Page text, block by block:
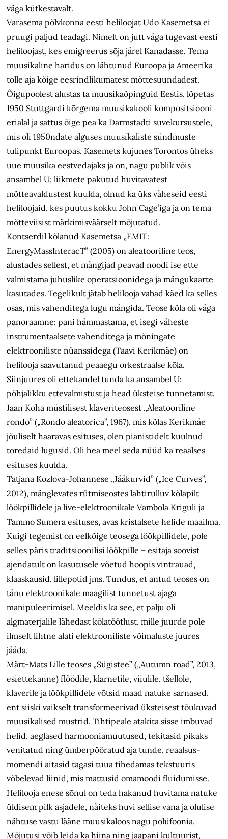
väga kütkestavalt.
Varasema põlvkonna eesti heliloojat Udo Kasemetsa ei
pruugi paljud teadagi. Nimelt on jutt väga tugevast eesti
heliloojast, kes emigreerus sõja järel Kanadasse. Tema
muusikaline haridus on lähtunud Euroopa ja Ameerika
tolle aja kõige eesrindlikumatest mõttesuundadest.
Õigupoolest alustas ta muusikaõpinguid Eestis, lõpetas
1950 Stuttgardi kõrgema muusikakooli kompositsiooni
erialal ja sattus õige pea ka Darmstadti suvekursustele,
mis oli 1950ndate alguses muusikaliste sündmuste
tulipunkt Euroopas. Kasemets kujunes Torontos üheks
uue muusika eestvedajaks ja on, nagu publik võis
ansambel U: liikmete pakutud huvitavatest
mõtteavaldustest kuulda, olnud ka üks väheseid eesti
heliloojaid, kes puutus kokku John Cage’iga ja on tema
mõtteviisist märkimisväärselt mõjutatud.
Kontserdil kõlanud Kasemetsa „EMIT:
EnergyMassInteracT” (2005) on aleatooriline teos,
alustades sellest, et mängijad peavad noodi ise ette
valmistama juhuslike operatsioonidega ja mängukaarte
kasutades. Tegelikult jätab helilooja vabad käed ka selles
osas, mis vahenditega lugu mängida. Teose kõla oli väga
panoraamne: pani hämmastama, et isegi väheste
instrumentaalsete vahenditega ja mõningate
elektrooniliste nüanssidega (Taavi Kerikmäe) on
helilooja saavutanud peaaegu orkestraalse kõla.
Siinjuures oli ettekandel tunda ka ansambel U:
põhjalikku ettevalmistust ja head üksteise tunnetamist.
Jaan Koha müstilisest klaveriteosest „Aleatooriline
rondo” („Rondo aleatorica”, 1967), mis kõlas Kerikmäe
jõuliselt haaravas esituses, olen pianistidelt kuulnud
toredaid lugusid. Oli hea meel seda nüüd ka reaalses
esituses kuulda.
Tatjana Kozlova-Johannese „Jääkurvid” („Ice Curves”,
2012), mänglevates rütmiseostes lahtirulluv kõlapilt
löökpillidele ja live-elektroonikale Vambola Kriguli ja
Tammo Sumera esituses, avas kristalsete helide maailma.
Kuigi tegemist on eelkõige teosega löökpillidele, pole
selles päris traditsioonilisi löökpille – esitaja soovist
ajendatult on kasutusele võetud hoopis vintrauad,
klaaskausid, lillepotid jms. Tundus, et antud teoses on
tänu elektroonikale maagilist tunnetust ajaga
manipuleerimisel. Meeldis ka see, et palju oli
algmaterjalile lähedast kõlatöötlust, mille juurde pole
ilmselt lihtne alati elektrooniliste võimaluste juures
jääda.
Märt-Mats Lille teoses „Sügistee” („Autumn road”, 2013,
esiettekanne) flöödile, klarnetile, viiulile, tšellole,
klaverile ja löökpillidele võtsid maad natuke sarnased,
ent siiski vaikselt transformeerivad üksteisest tõukuvad
muusikalised mustrid. Tihtipeale atakita sisse imbuvad
helid, aeglased harmooniamuutused, tekitasid pikaks
venitatud ning ümberpööratud aja tunde, reaalsus­
momendi aitasid tagasi tuua tihedamas tekstuuris
võbelevad liinid, mis mattusid omamoodi fluidumisse.
Helilooja enese sõnul on teda hakanud huvitama natuke
üldisem pilk asjadele, näiteks huvi sellise vana ja olulise
nähtuse vastu lääne muusikaloos nagu polüfoonia.
Mõjutusi võib leida ka hiina ning jaapani kultuurist,